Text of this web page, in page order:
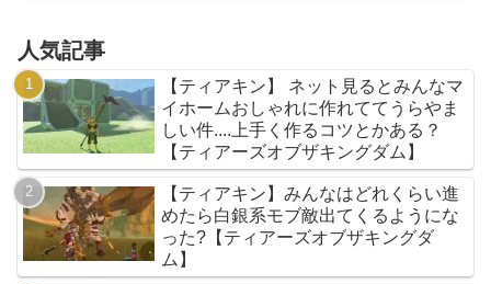
人気記事
【ティアキン】 ネット見るとみんなマ
イホームおしゃれに作れててうらやま
しい件....上手く作るコツとかある？
【ティアーズオブザキングダム】
【ティアキン】みんなはどれくらい進
めたら白銀系モブ敵出てくるようにな
った?【ティアーズオブザキングダ
ム】